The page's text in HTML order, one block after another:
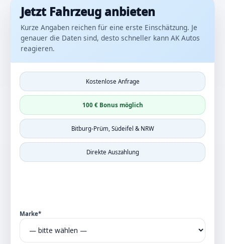
Jetzt Fahrzeug anbieten
Kurze Angaben reichen für eine erste Einschätzung. Je
genauer die Daten sind, desto schneller kann AK Autos
reagieren.
Kostenlose Anfrage
100 € Bonus möglich
Bitburg-Prüm, Südeifel & NRW
Direkte Auszahlung
Marke*